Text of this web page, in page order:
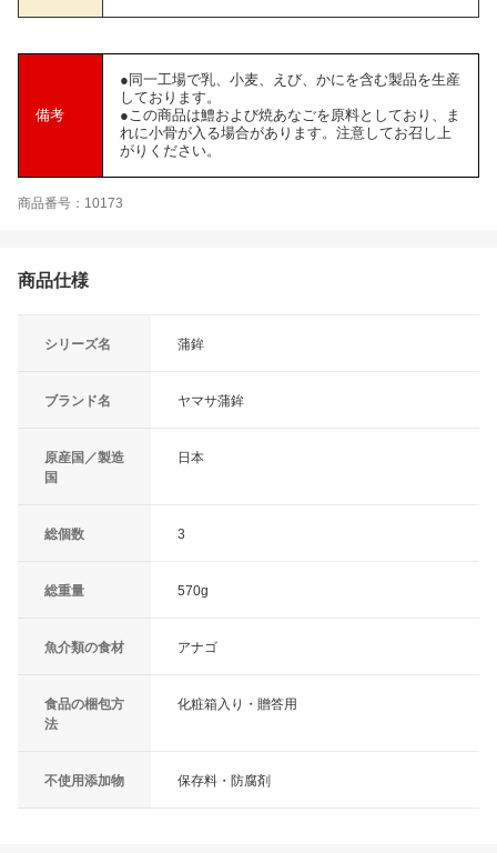
備考
●同一工場で乳、小麦、えび、かにを含む製品を生産
しております。
●この商品は鱧および焼あなごを原料としており、ま
れに小骨が入る場合があります。注意してお召し上
がりください。
商品番号：10173
商品仕様
シリーズ名 蒲鉾
ブランド名 ヤマサ蒲鉾
原産国／製造
国
日本
総個数 3
総重量 570g
魚介類の食材 アナゴ
食品の梱包方
法
化粧箱入り・贈答用
不使用添加物 保存料・防腐剤